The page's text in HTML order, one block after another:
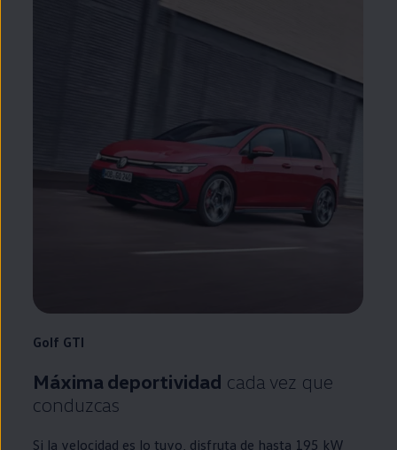
Golf GTI
Máxima deportividad cada vez que
conduzcas
Si la velocidad es lo tuyo, disfruta de hasta 195 kW